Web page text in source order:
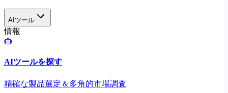
AIツール
情報
AIツールを探す
精確な製品選定＆多角的市場調査